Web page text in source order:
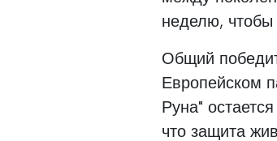
неделю, чтобы
Общий
Европейском
Руна"
что защита